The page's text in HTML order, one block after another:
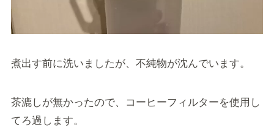
煮出す前に洗いましたが、不純物が沈んでいます。
茶漉しが無かったので、コーヒーフィルターを使用し
てろ過します。